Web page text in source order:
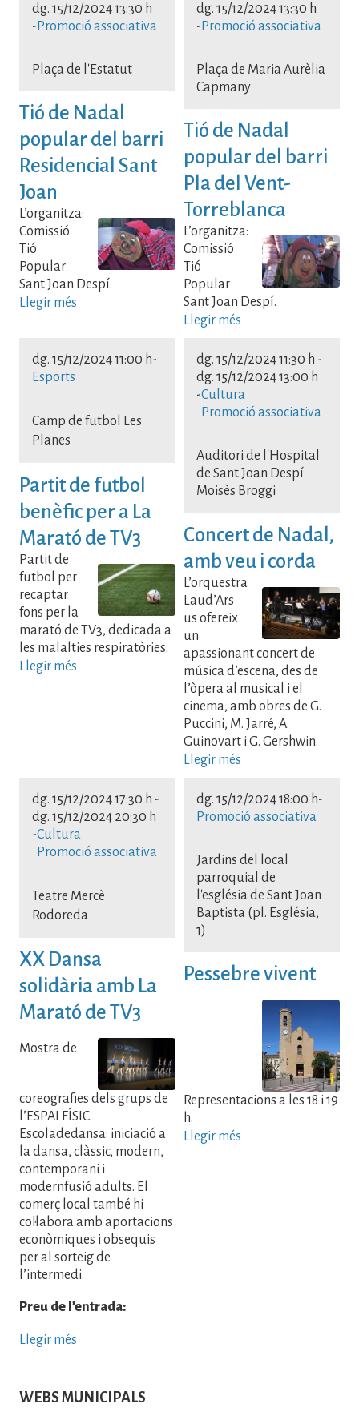
WEBS MUNICIPALS
dg. 15/12/2024 13:30 h
- Promoció associativa
Plaça de l'Estatut
Tió de Nadal
popular del barri
Residencial Sant
Joan
L’organitza:
Comissió
Tió
Popular
Sant Joan Despí.
Llegir més
dg. 15/12/2024 13:30 h
- Promoció associativa
Plaça de Maria Aurèlia
Capmany
Tió de Nadal
popular del barri
Pla del Vent-
Torreblanca
L’organitza:
Comissió
Tió
Popular
Sant Joan Despí.
Llegir més
dg. 15/12/2024 11:00 h-
Esports
Camp de futbol Les
Planes
Partit de futbol
benèfic per a La
Marató de TV3
Partit de
futbol per
recaptar
fons per la
marató de TV3, dedicada a
les malalties respiratòries.
Llegir més
dg. 15/12/2024 11:30 h -
dg. 15/12/2024 13:00 h
-Cultura
Promoció associativa
Auditori de l'Hospital
de Sant Joan Despí
Moisès Broggi
Concert de Nadal,
amb veu i corda
L’orquestra
Laud’Ars
us ofereix
un
apassionant concert de
música d’escena, des de
l’òpera al musical i el
cinema, amb obres de G.
Puccini, M. Jarré, A.
Guinovart i G. Gershwin.
Llegir més
dg. 15/12/2024 17:30 h -
dg. 15/12/2024 20:30 h
-Cultura
Promoció associativa
Teatre Mercè
Rodoreda
XX Dansa
solidària amb La
Marató de TV3
Mostra de
coreografies dels grups de
l’ESPAI FÍSIC.
Escoladedansa: iniciació a
la dansa, clàssic, modern,
contemporani i
modernfusió adults. El
comerç local també hi
col·labora amb aportacions
econòmiques i obsequis
per al sorteig de
l’intermedi.
Preu de l’entrada:
Llegir més
dg. 15/12/2024 18:00 h-
Promoció associativa
Jardins del local
parroquial de
l'església de Sant Joan
Baptista (pl. Església,
1)
Pessebre vivent
Representacions a les 18 i 19
h.
Llegir més